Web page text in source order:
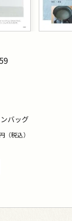
バッグ
（税込）